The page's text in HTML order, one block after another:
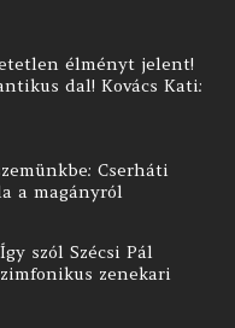
élményt jelent!
dal! Kovács Kati:
Cserháti
a magányról
szól Szécsi Pál
zenekari